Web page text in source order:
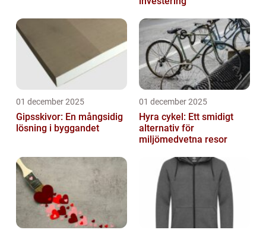
01 december 2025
Gipsskivor: En mångsidig
lösning i byggandet
01 december 2025
Hyra cykel: Ett smidigt
alternativ för
miljömedvetna resor